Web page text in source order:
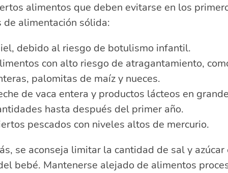
alimentos que deben evitarse en los
de alimentación sólida:
debido al riesgo de botulismo infantil.
con alto riesgo de atragantamiento,
palomitas de maíz y nueces.
de vaca entera y productos lácteos en
hasta después del primer año.
pescados con niveles altos de mercurio.
se aconseja limitar la cantidad de sal y azúcar
bebé. Mantenerse alejado de alimentos